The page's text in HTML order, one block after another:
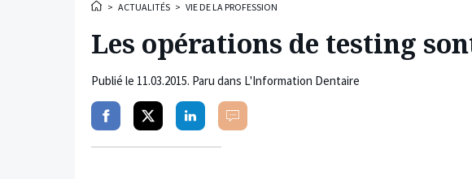
> ACTUALITÉS > VIE DE LA PROFESSION
Les opérations de testing
Publié le 11.03.2015. Paru dans L'Information Dentaire
PartagerPartagerPartagerCommenter